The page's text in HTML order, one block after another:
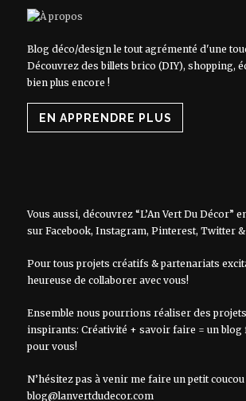
Blog déco/design le tout agrémenté d'une
Découvrez des billets brico (DIY), shopping,
bien plus encore !
EN APPRENDRE PLUS
Vous aussi, découvrez “L’An Vert Du Décor”
sur Facebook, Instagram, Pinterest, Twitter
Pour tous projets créatifs & partenariats
heureuse de collaborer avec vous!
Ensemble nous pourrions réaliser des
inspirants: Créativité + savoir faire = un blog
pour vous!
N’hésitez pas à venir me faire un petit coucou
blog@lanvertdudecor.com